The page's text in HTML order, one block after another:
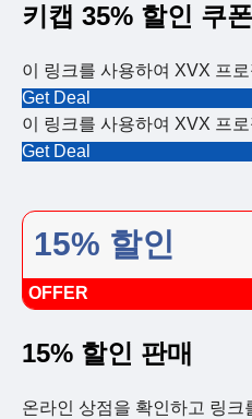
키캡 35% 할인 쿠폰
이 링크를 사용하여 XVX 프
Get Deal
이 링크를 사용하여 XVX 프
Get Deal
15% 할인
OFFER
15% 할인 판매
온라인 상점을 확인하고 링